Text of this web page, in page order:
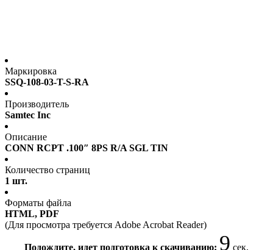
Маркировка
SSQ-108-03-T-S-RA
Производитель
Samtec Inc
Описание
CONN RCPT .100″ 8PS R/A SGL TIN
Количество страниц
1 шт.
Форматы файла
HTML, PDF
(Для просмотра требуется Adobe Acrobat Reader)
Подождите, идет подготовка к скачиванию: 8 сек.